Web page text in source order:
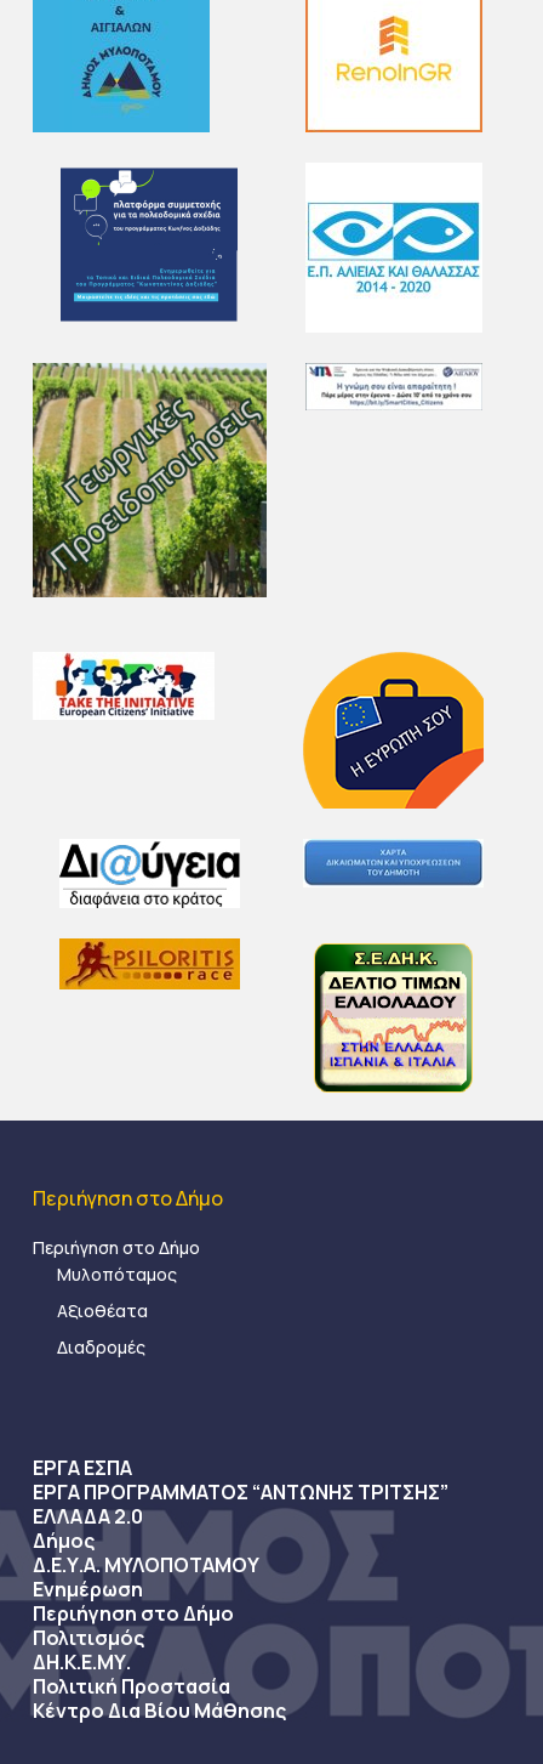
Περιήγηση στο Δήμο
Περιήγηση στο Δήμο
Μυλοπόταμος
Αξιοθέατα
Διαδρομές
ΕΡΓΑ ΕΣΠΑ
ΕΡΓΑ ΠΡΟΓΡΑΜΜΑΤΟΣ “ΑΝΤΩΝΗΣ ΤΡΙΤΣΗΣ”
ΕΛΛΑΔΑ 2.0
Δήμος
Δ.Ε.Υ.Α. ΜΥΛΟΠΟΤΑΜΟΥ
Ενημέρωση
Περιήγηση στο Δήμο
Πολιτισμός
ΔΗ.Κ.Ε.ΜΥ.
Πολιτική Προστασία
Κέντρο Δια Βίου Μάθησης